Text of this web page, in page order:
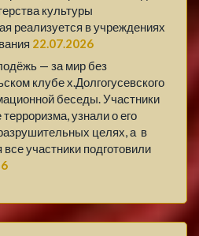
культуры
реализуется в учреждениях
22.07.2026
— за мир без
клубе х.Долгогусевского
беседы. Участники
узнали о его
целях, а в
участники подготовили